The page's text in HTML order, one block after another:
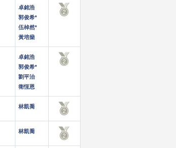
卓銘浩
郭俊希*
伍棹然*
黃培燊
卓銘浩
郭俊希*
劉平治
衛恆恩
林凱喬
林凱喬